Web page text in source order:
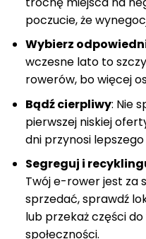
poczucie, że
Wybierz
wczesne lato to
rowerów, bo więcej
Bądź cierpliwy: Nie
pierwszej niskiej
dni przynosi
Segreguj i
Twój e-rower jest za
sprzedać, sprawdź
lub przekaż części
społeczności.